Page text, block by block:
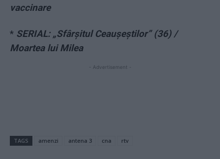
vaccinare
* SERIAL: „Sfârșitul Ceaușeștilor” (36) /
Moartea lui Milea
- Advertisement -
TAGS amenzi antena 3 cna rtv